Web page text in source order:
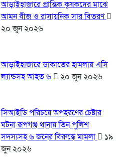
আড়াইহাজারে প্রান্তিক কৃষকদের মাঝে
আমন বীজ ও রাসায়নিক সার বিতরণ
২০ জুন ২০২৬
আড়াইহাজারে ডাকাতের হামলায় এসি
ল্যান্ডসহ আহত ৬
২০ জুন ২০২৬
সিআইডি পরিচয়ে অপহরণের চেষ্টার
ঘটনা রূপগঞ্জ থানায় তিন পুলিশ
সদস্যসহ ৬ জনের বিরুদ্ধে মামলা
১৯
জুন ২০২৬